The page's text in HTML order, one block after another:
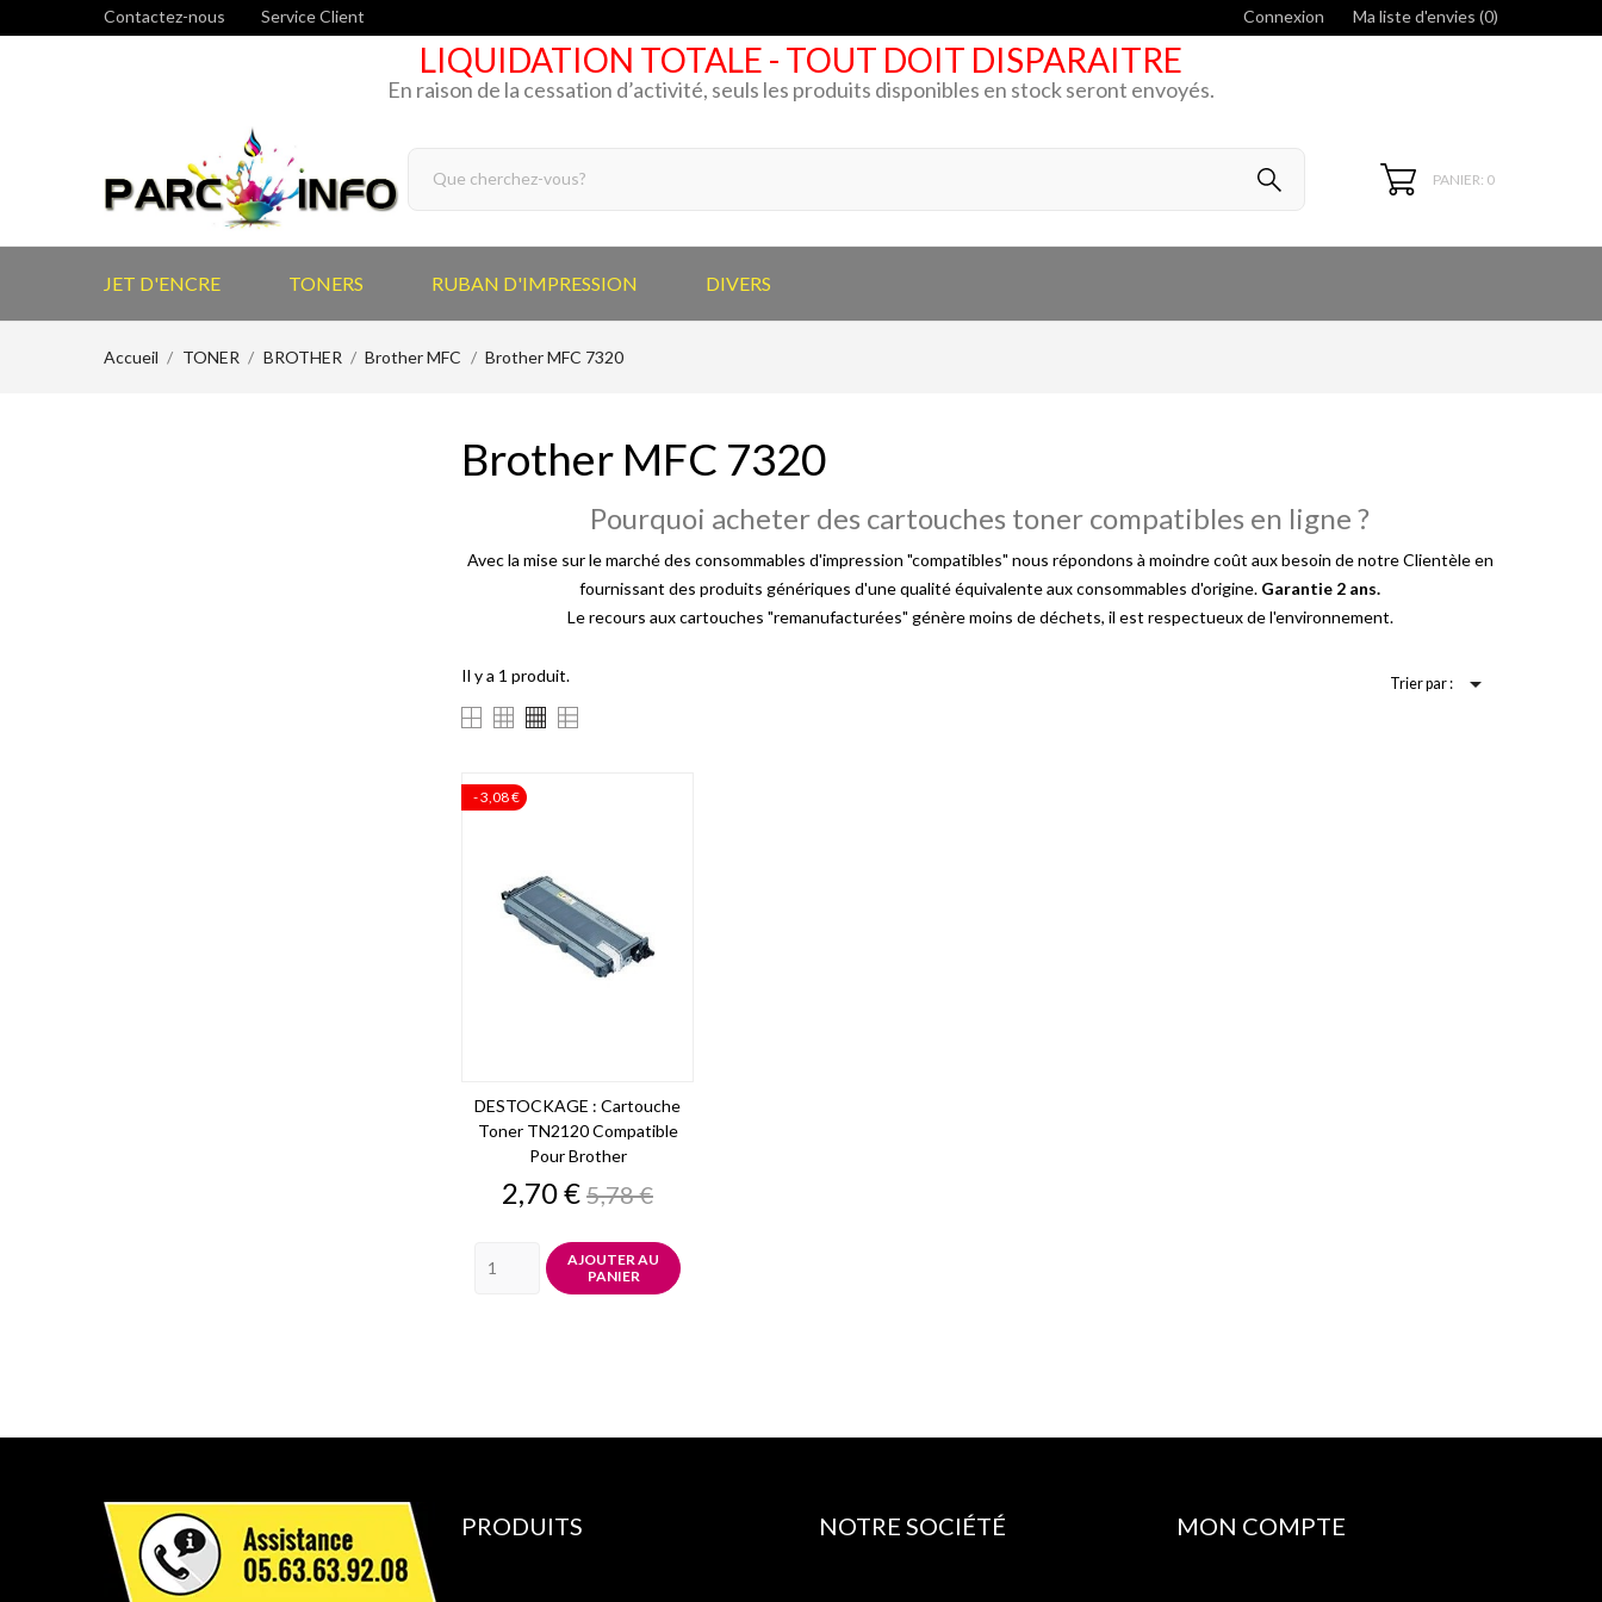
Contactez-nous Service Client Connexion Ma liste d'envies (0)
LIQUIDATION TOTALE - TOUT DOIT DISPARAITRE
En raison de la cessation d’activité, seuls les produits disponibles en stock seront envoyés.
PANIER: 0
JET D'ENCRE TONERS RUBAN D'IMPRESSION DIVERS
Accueil TONER BROTHER Brother MFC Brother MFC 7320
Brother MFC 7320
Pourquoi acheter des cartouches toner compatibles en ligne ?
Avec la mise sur le marché des consommables d'impression "compatibles" nous répondons à moindre coût aux besoin de notre Clientèle en
fournissant des produits génériques d'une qualité équivalente aux consommables d'origine. Garantie 2 ans.
Le recours aux cartouches "remanufacturées" génère moins de déchets, il est respectueux de l'environnement.
Il y a 1 produit. Trier par : 
DESTOCKAGE : Cartouche
Toner TN2120 Compatible
Pour Brother
Prix
2,70 €Prix
de
base
5,78 €
AJOUTER AU
PANIER
- 3,08 €
PRODUITS NOTRE SOCIÉTÉ MON COMPTE